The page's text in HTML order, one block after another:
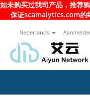
如未购买过我司产品，推荐
保证scamalytics.com的
Nederlands